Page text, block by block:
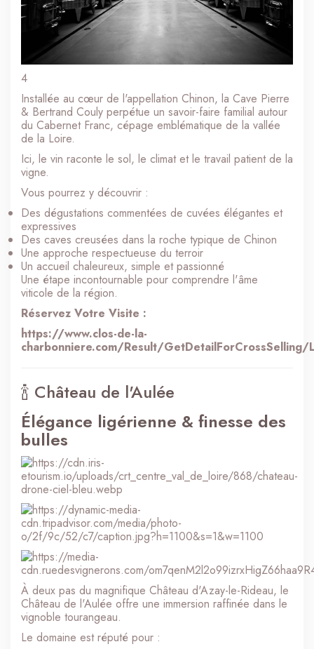
4
Installée au cœur de l'appellation Chinon, la Cave Pierre
& Bertrand Couly perpétue un savoir-faire familial autour
du Cabernet Franc, cépage emblématique de la vallée
de la Loire.
Ici, le vin raconte le sol, le climat et le travail patient de la
vigne.
Vous pourrez y découvrir :
Des dégustations commentées de cuvées élégantes et
expressives
Des caves creusées dans la roche typique de Chinon
Une approche respectueuse du terroir
Un accueil chaleureux, simple et passionné
Une étape incontournable pour comprendre l'âme
viticole de la région.
Réservez Votre Visite :
https://www.clos-de-la-
charbonniere.com/Result/
🍾 Château de l'Aulée
Élégance ligérienne & finesse des
bulles
À deux pas du magnifique Château d'Azay-le-Rideau, le
Château de l'Aulée offre une immersion raffinée dans le
vignoble tourangeau.
Le domaine est réputé pour :